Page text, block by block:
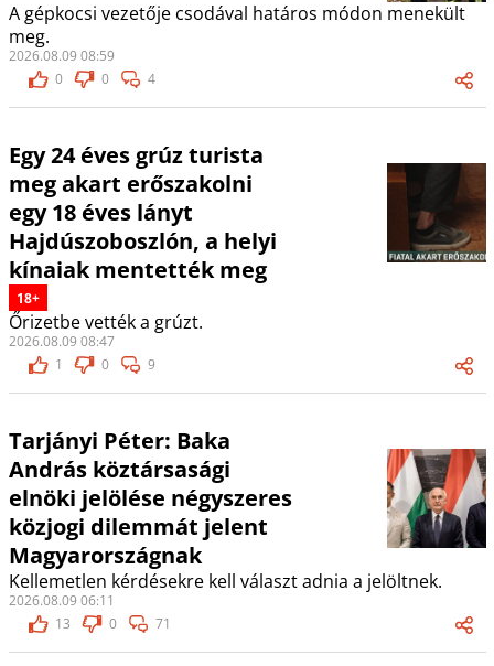
A gépkocsi vezetője csodával határos módon menekült
meg.
2026.08.09 08:59
0
0 4
Egy 24 éves grúz turista
meg akart erőszakolni
egy 18 éves lányt
Hajdúszoboszlón, a helyi
kínaiak mentették meg
18+
Őrizetbe vették a grúzt.
2026.08.09 08:47
1
0 9
Tarjányi Péter: Baka
András köztársasági
elnöki jelölése négyszeres
közjogi dilemmát jelent
Magyarországnak
Kellemetlen kérdésekre kell választ adnia a jelöltnek.
2026.08.09 06:11
13
0 71